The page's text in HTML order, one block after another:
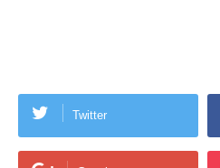
Twitter